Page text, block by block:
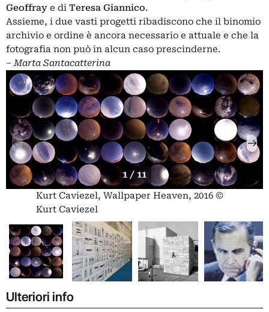
Geoffray e di Teresa Giannico.
Assieme, i due vasti progetti ribadiscono che il binomio
archivio e ordine è ancora necessario e attuale e che la
fotografia non può in alcun caso prescinderne.
–Marta Santacatterina
1 / 11
Kurt Caviezel, Wallpaper Heaven, 2016 ©
Kurt Caviezel
Ulteriori info